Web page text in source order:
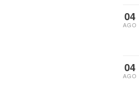
04
AGO
04
AGO